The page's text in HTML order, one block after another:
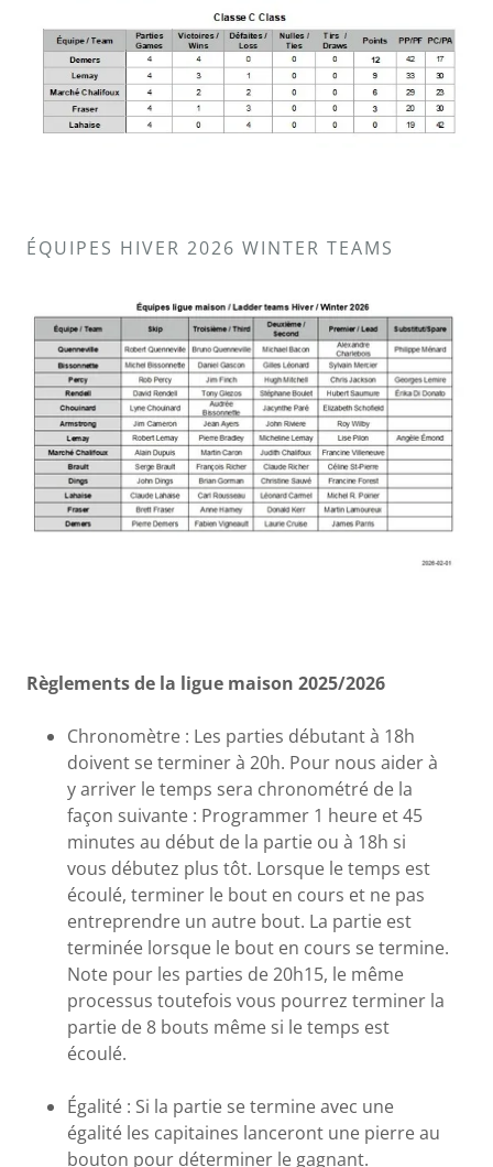
ÉQUIPES HIVER 2026 WINTER TEAMS
Règlements de la ligue maison 2025/2026
Chronomètre : Les parties débutant à 18h
doivent se terminer à 20h. Pour nous aider à
y arriver le temps sera chronométré de la
façon suivante : Programmer 1 heure et 45
minutes au début de la partie ou à 18h si
vous débutez plus tôt. Lorsque le temps est
écoulé, terminer le bout en cours et ne pas
entreprendre un autre bout. La partie est
terminée lorsque le bout en cours se termine.
Note pour les parties de 20h15, le même
processus toutefois vous pourrez terminer la
partie de 8 bouts même si le temps est
écoulé.
Égalité : Si la partie se termine avec une
égalité les capitaines lanceront une pierre au
bouton pour déterminer le gagnant.